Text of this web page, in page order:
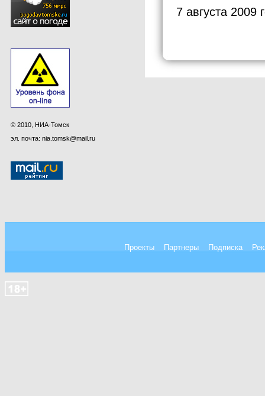
© 2010, НИА-Томск
эл. почта: nia.tomsk@mail.ru
7 августа 2009
Проекты Партнеры Подписка